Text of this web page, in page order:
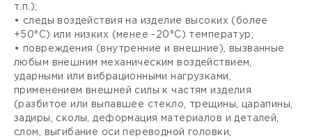
т.п.);
• следы воздействия на изделие высоких (более
+50°С) или низких (менее -20°С) температур;
• повреждения (внутренние и внешние), вызванные
любым внешним механическим воздействием,
ударными или вибрационными нагрузками,
применением внешней силы к частям изделия
(разбитое или выпавшее стекло, трещины, царапины,
задиры, сколы, деформация материалов и деталей,
слом, выгибание оси переводной головки,